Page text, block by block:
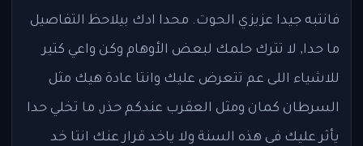
فانتبه جيدا عزيزي الحوت. محدا ادك بيلاحظ التفاصيل
ما حدا, لا تترك حلمك لبعض الأوهام وكن واعي كتير
للاشياء اللى عم تتعرض عليك وانتا عادة هيك مثل
السرطان كمان ومثل العقرب عندكم حذر, ما تخلي حدا
يأثر عليك فى هذه السنة ولا ياخد قرار عنك انتا خد